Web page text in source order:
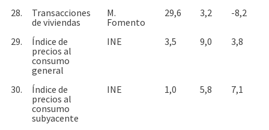
28.
Transacciones
de viviendas
M.
Fomento
29,6 3,2 -8,2
29.
Índice de
precios al
consumo
general
INE 3,5 9,0 3,8
30.
Índice de
precios al
consumo
subyacente
INE 1,0 5,8 7,1